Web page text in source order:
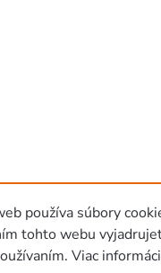
používa súbory
tohto webu
Viac